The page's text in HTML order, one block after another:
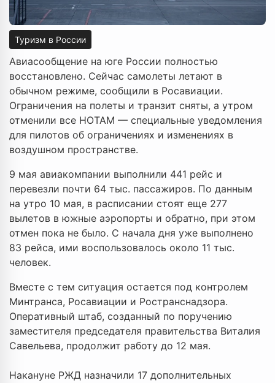
Туризм в России
Авиасообщение на юге России полностью
восстановлено. Сейчас самолеты летают в
обычном режиме, сообщили в Росавиации.
Ограничения на полеты и транзит сняты, а утром
отменили все НОТАМ — специальные уведомления
для пилотов об ограничениях и изменениях в
воздушном пространстве.
9 мая авиакомпании выполнили 441 рейс и
перевезли почти 64 тыс. пассажиров. По данным
на утро 10 мая, в расписании стоят еще 277
вылетов в южные аэропорты и обратно, при этом
отмен пока не было. С начала дня уже выполнено
83 рейса, ими воспользовалось около 11 тыс.
человек.
Вместе с тем ситуация остается под контролем
Минтранса, Росавиации и Ространснадзора.
Оперативный штаб, созданный по поручению
заместителя председателя правительства Виталия
Савельева, продолжит работу до 12 мая.
Накануне РЖД назначили 17 дополнительных